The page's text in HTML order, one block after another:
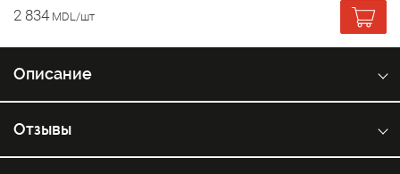
2 834 MDL/шт
Описание
Отзывы